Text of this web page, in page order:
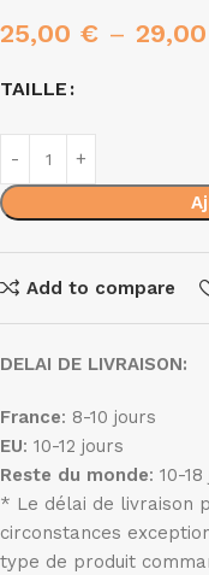
25,00 € – 29,00
TAILLE
Add to compare
DELAI DE LIVRAISON:
France: 8-10 jours
EU: 10-12 jours
Reste du monde: 10-
* Le délai de livraison
circonstances
type de produit